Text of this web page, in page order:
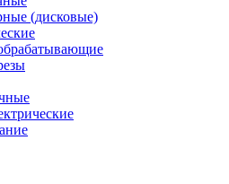
(дисковые)